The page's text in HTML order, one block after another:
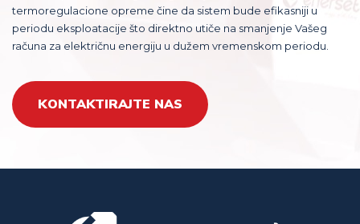
termoregulacione opreme čine da sistem bude efikasniji u
periodu eksploatacije što direktno utiče na smanjenje Vašeg
računa za električnu energiju u dužem vremenskom periodu.
KONTAKTIRAJTE NAS